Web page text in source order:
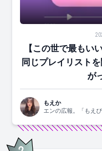
【この世で最もいい
【この世で最もい
同じプレイリスト
が
もえか
エンの広報。「もえ